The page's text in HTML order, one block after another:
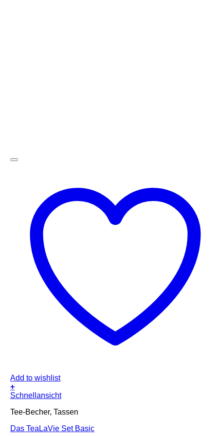
Add to wishlist
+
Schnellansicht
Tee-Becher, Tassen
Das TeaLaVie Set Basic